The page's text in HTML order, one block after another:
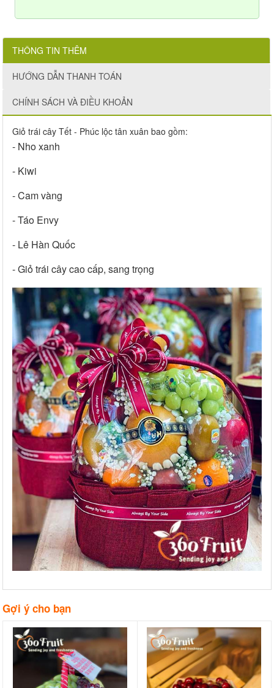
THÔNG TIN THÊM
HƯỚNG DẪN THANH TOÁN
CHÍNH SÁCH VÀ ĐIỀU KHOẢN
Giỏ trái cây Tết - Phúc lộc tân xuân bao gồm:
- Nho xanh
- Kiwi
- Cam vàng
- Táo Envy
- Lê Hàn Quốc
- Giỏ trái cây cao cấp, sang trọng
Gợi ý cho bạn